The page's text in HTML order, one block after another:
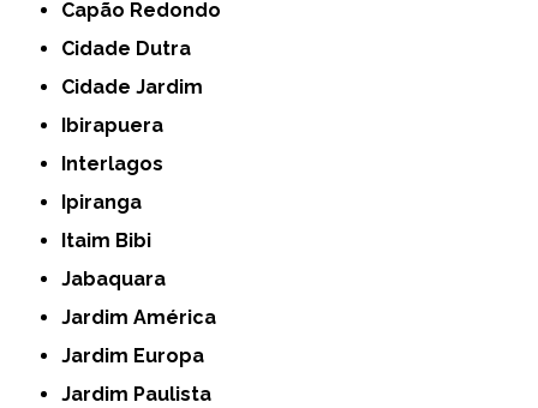
Capão Redondo
Cidade Dutra
Cidade Jardim
Ibirapuera
Interlagos
Ipiranga
Itaim Bibi
Jabaquara
Jardim América
Jardim Europa
Jardim Paulista